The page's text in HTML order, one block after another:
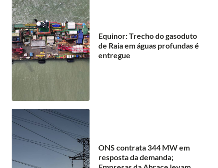
Equinor: Trecho do gasoduto
de Raia em águas profundas é
entregue
ONS contrata 344 MW em
resposta da demanda;